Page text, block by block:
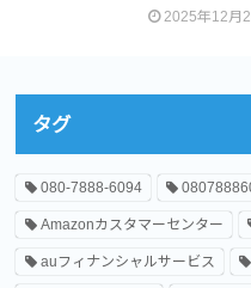
2025年12月
タグ
080-7888-6094
Amazonカスタマーセンター
auフィナンシャルサービス